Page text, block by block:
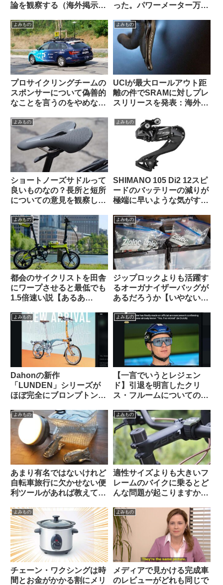
論を観察する（海外掲示板
った。パワーメーター万
よみもの
プロサイクリングチームの
スポンサーについて偽善的
なことを言うのをやめなさ
オン観察）
よみもの
UCIが最大ロールアウト距
離の件でSRAMに対しプレ
スリリースを発表：海外サ
よみもの
ショートノーズサドルって
良いものなの？長所と短所
についての意見を観察して
よみもの
SHIMANO 105 Di2 12スピ
ードのバッテリーの減りが
極端に早いような気がする
（海外掲示板から）
よみもの
都会のサイクリストを田舎
にワープさせると最低でも
1.5倍速い説【あるあ
よみもの
ジップロックよりも活躍す
るオーガナイザーバッグが
あるだろうか【いやない・
よみもの
Dahonの新作
「LUNDEN」シリーズが
ほぼ完全にブロンプトンな
【Brompton vs.
Brompnot 最終戦争へ】
よみもの
【一言でいうとレジェン
ド】引退を明言したクリ
ス・フルームについての海
る
よみもの
あまり有名ではないけれど
自転車旅行に欠かせない便
利ツールがあれば教えてく
よみもの
適性サイズよりも大きいフ
レームのバイクに乗るとど
んな問題が起こりますか
よみもの
チェーン・ワクシングは時
間とお金がかかる割にメリ
よみもの
メディアで見かける完成車
のレビューがどれも同じで